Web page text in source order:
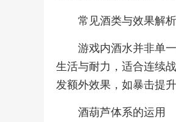
常见酒类与效果解析
游戏内酒水并非单
生活与耐力，适合连续
发额外效果，如暴击提
酒葫芦体系的运用